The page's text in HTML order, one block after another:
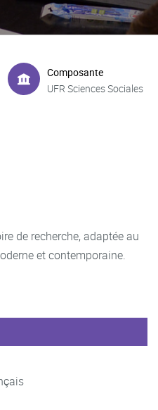
Composante
UFR Sciences Sociales
de recherche, adaptée au
et contemporaine.